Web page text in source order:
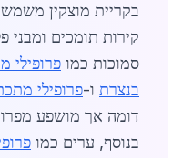
בקריית מוצקין
קירות תומכים ומבני
סמוכות כמו פרופילי
בנצרת ו-פרופילי
דומה אך מושפע
בנוסף, ערים כמו